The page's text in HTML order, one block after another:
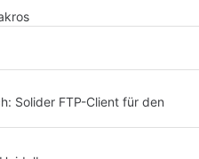
Solider FTP-Client für den